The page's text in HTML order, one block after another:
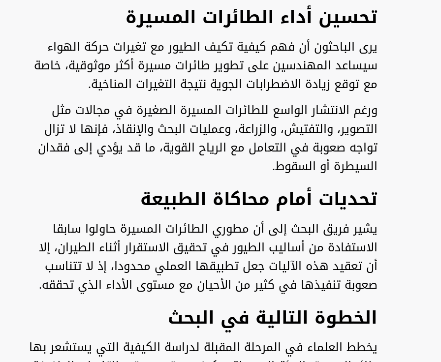
تحسين أداء الطائرات المسيرة
يرى الباحثون أن فهم كيفية تكيف الطيور مع تغيرات حركة الهواء
سيساعد المهندسين على تطوير طائرات مسيرة أكثر موثوقية، خاصة
مع توقع زيادة الاضطرابات الجوية نتيجة التغيرات المناخية.
ورغم الانتشار الواسع للطائرات المسيرة الصغيرة في مجالات مثل
التصوير، والتفتيش، والزراعة، وعمليات البحث والإنقاذ، فإنها لا تزال
تواجه صعوبة في التعامل مع الرياح القوية، ما قد يؤدي إلى فقدان
السيطرة أو السقوط.
تحديات أمام محاكاة الطبيعة
يشير فريق البحث إلى أن مطوري الطائرات المسيرة حاولوا سابقا
الاستفادة من أساليب الطيور في تحقيق الاستقرار أثناء الطيران، إلا
أن تعقيد هذه الآليات جعل تطبيقها العملي محدودا، إذ لا تتناسب
صعوبة تنفيذها في كثير من الأحيان مع مستوى الأداء الذي تحققه.
الخطوة التالية في البحث
يخطط العلماء في المرحلة المقبلة لدراسة الكيفية التي يستشعر بها